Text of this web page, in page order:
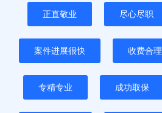
正直敬业 尽心尽职
案件进展很快 收费合理
专精专业 成功取保